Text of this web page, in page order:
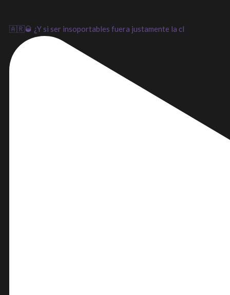
🇦🇷🥃 ¿Y si ser insoportables fuera justamente la cl